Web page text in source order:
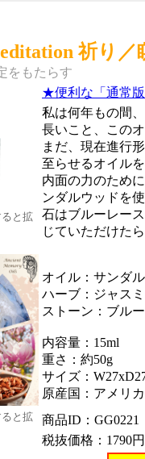
祈り／
をもたらす
と拡
と拡
★便利な「通常
私は何年もの間
長いこと、この
まだ、現在進行
至らせるオイル
内面の力のため
ンダルウッドを
石はブルーレー
じていただけた
オイル：サンダ
ハーブ：ジャス
ストーン：ブル
内容量：15ml
重さ：約50g
サイズ：
原産国：アメリカ
商品ID：GG0221
税抜価格： 1790円